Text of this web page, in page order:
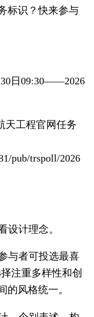
标识？快来参与
30日09:30——2026
天工程官网任务
pub/trspoll/2026
计理念。
与者可投选最喜
注重多样性和创
的风格统一。